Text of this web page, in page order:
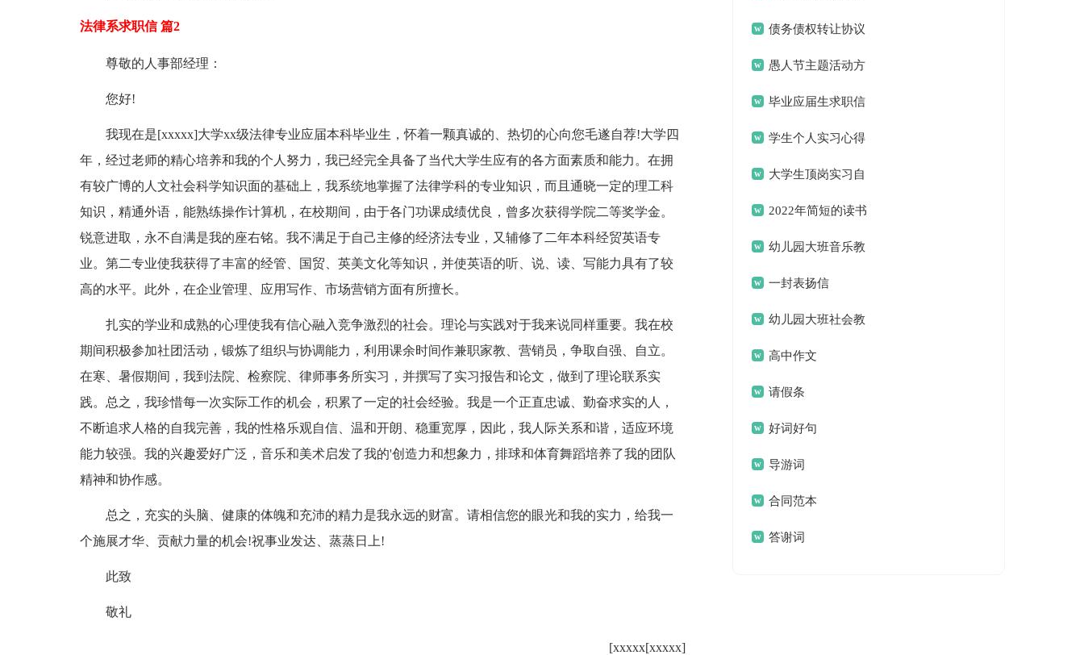
法律系求职信 篇2
尊敬的人事部经理：
您好!
我现在是[xxxxx]大学xx级法律专业应届本科毕业生，怀着一颗真诚的、热切的心向您毛遂自荐!大学四
年，经过老师的精心培养和我的个人努力，我已经完全具备了当代大学生应有的各方面素质和能力。在拥
有较广博的人文社会科学知识面的基础上，我系统地掌握了法律学科的专业知识，而且通晓一定的理工科
知识，精通外语，能熟练操作计算机，在校期间，由于各门功课成绩优良，曾多次获得学院二等奖学金。
锐意进取，永不自满是我的座右铭。我不满足于自己主修的经济法专业，又辅修了二年本科经贸英语专
业。第二专业使我获得了丰富的经管、国贸、英美文化等知识，并使英语的听、说、读、写能力具有了较
高的水平。此外，在企业管理、应用写作、市场营销方面有所擅长。
扎实的学业和成熟的心理使我有信心融入竞争激烈的社会。理论与实践对于我来说同样重要。我在校
期间积极参加社团活动，锻炼了组织与协调能力，利用课余时间作兼职家教、营销员，争取自强、自立。
在寒、暑假期间，我到法院、检察院、律师事务所实习，并撰写了实习报告和论文，做到了理论联系实
践。总之，我珍惜每一次实际工作的机会，积累了一定的社会经验。我是一个正直忠诚、勤奋求实的人，
不断追求人格的自我完善，我的性格乐观自信、温和开朗、稳重宽厚，因此，我人际关系和谐，适应环境
能力较强。我的兴趣爱好广泛，音乐和美术启发了我的'创造力和想象力，排球和体育舞蹈培养了我的团队
精神和协作感。
总之，充实的头脑、健康的体魄和充沛的精力是我永远的财富。请相信您的眼光和我的实力，给我一
个施展才华、贡献力量的机会!祝事业发达、蒸蒸日上!
此致
敬礼
[xxxxx[xxxxx]
请书债务债权转让协议
愚人节主题活动方
案 毕业应届生求职信
13篇学生个人实习心得
体会大学生顶岗实习自
我总结2022年简短的读书
名言名句汇总79句
幼儿园大班音乐教
案(汇编15篇)
一封表扬信
幼儿园大班社会教
案集锦15篇
高中作文
请假条
好词好句
导游词
合同范本
答谢词